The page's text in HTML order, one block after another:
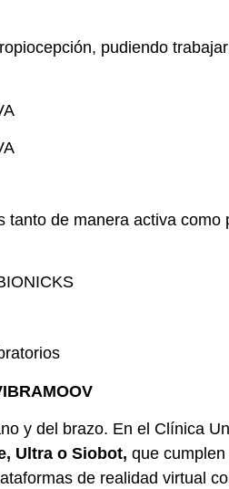
pudiendo
de manera activa como
y del brazo. En el Clínica
Ultra o Siobot, que
de realidad virtual